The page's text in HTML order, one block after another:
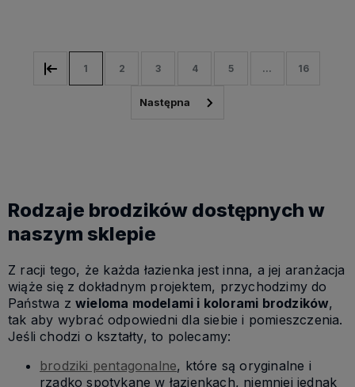
1 2 3 4 5 ... 16
Rodzaje brodzików dostępnych w
naszym sklepie
Z racji tego, że każda łazienka jest inna, a jej aranżacja
wiąże się z dokładnym projektem, przychodzimy do
Państwa z wieloma modelami i kolorami brodzików,
tak aby wybrać odpowiedni dla siebie i pomieszczenia.
Jeśli chodzi o kształty, to polecamy:
brodziki pentagonalne, które są oryginalne i
rzadko spotykane w łazienkach, niemniej jednak